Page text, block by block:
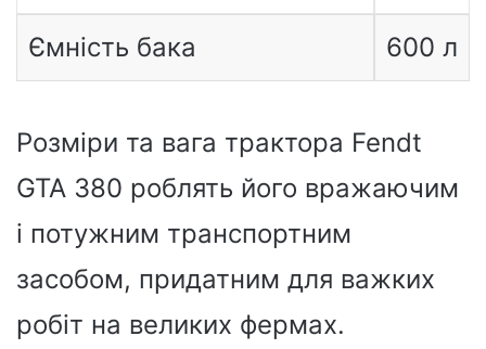
Ємність бака 600 л
Розміри та вага трактора Fendt
GTA 380 роблять його вражаючим
і потужним транспортним
засобом, придатним для важких
робіт на великих фермах.